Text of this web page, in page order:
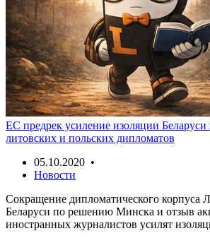
ЕС предрек усиление изоляции Беларуси
литовских и польских дипломатов
05.10.2020 •
Новости
Сокращение дипломатического
Беларуси по решению Минска и отзыв
иностранных журналистов усилят